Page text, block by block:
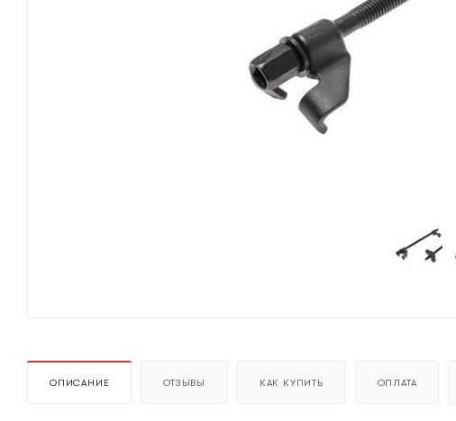
ОПИСАНИЕ ОТЗЫВЫ КАК КУПИТЬ ОПЛАТА